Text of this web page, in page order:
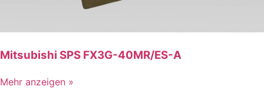
Mitsubishi SPS FX3G-40MR/ES-A
Mehr anzeigen »